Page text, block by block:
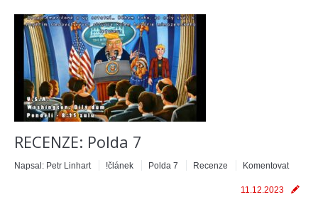
RECENZE: Polda 7
Napsal: Petr Linhart !článek Polda 7 Recenze Komentovat
11.12.2023